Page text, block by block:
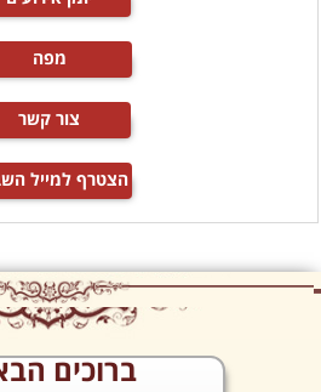
מפה
צור קשר
הצטרף למייל
ברוכים